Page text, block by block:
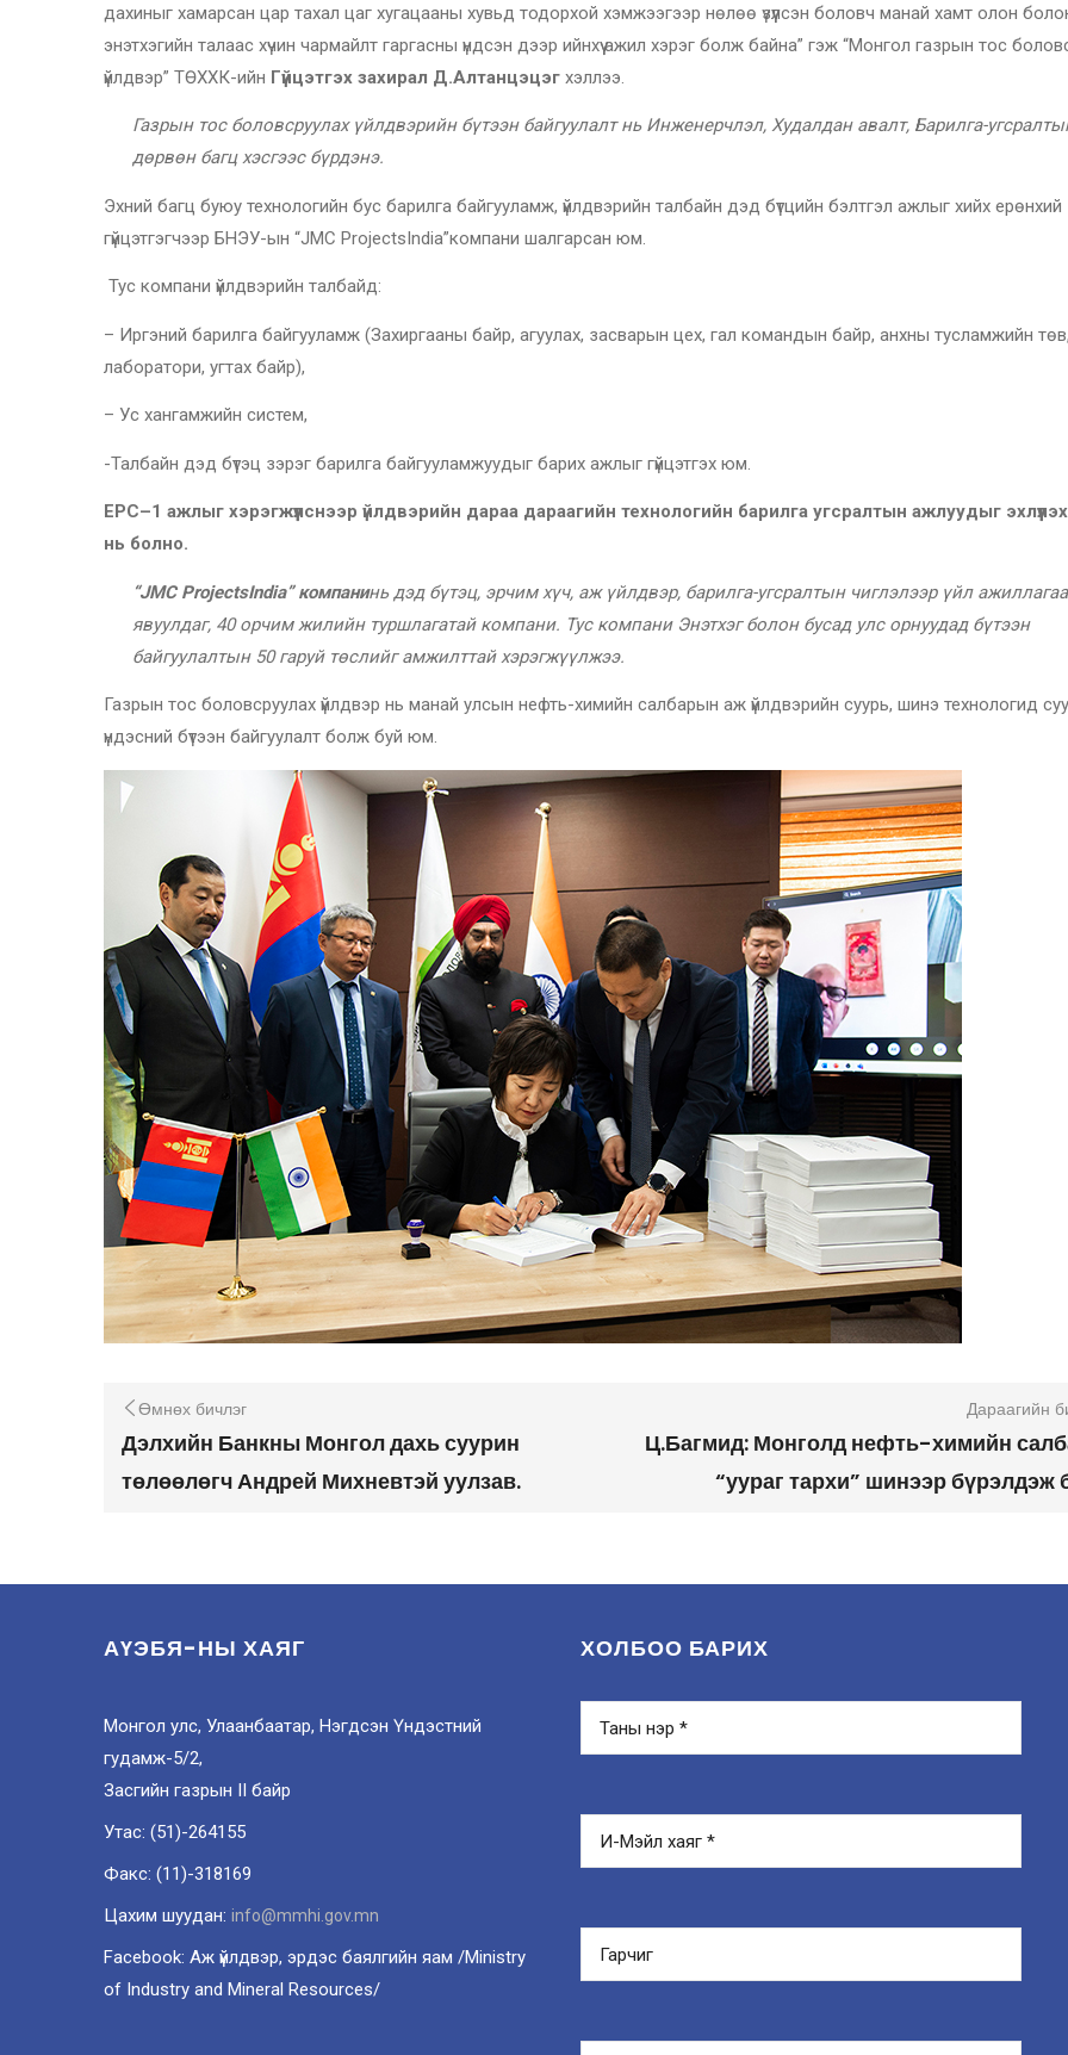
дахиныг хамарсан цар тахал цаг хугацааны хувьд тодорхой хэмжээгээр нөлөө үзүүлсэн боловч манай хамт олон
энэтхэгийн талаас хүчин чармайлт гаргасны үндсэн дээр ийнхүү ажил хэрэг болж байна” гэж “Монгол газрын тос
үйлдвэр” ТӨХХК-ийн Гүйцэтгэх захирал Д.Алтанцэцэг хэллээ.
Газрын тос боловсруулах үйлдвэрийн бүтээн байгуулалт нь Инженерчлэл, Худалдан авалт, Барилга-
дөрвөн багц хэсгээс бүрдэнэ.
Эхний багц буюу технологийн бус барилга байгууламж, үйлдвэрийн талбайн дэд бүтцийн бэлтгэл ажлыг хийх ерөнхий
гүйцэтгэгчээр БНЭУ-ын “JMC ProjectsIndia”компани шалгарсан юм.
Тус компани үйлдвэрийн талбайд:
– Иргэний барилга байгууламж (Захиргааны байр, агуулах, засварын цех, гал командын байр, анхны тусламжийн төв,
лаборатори, угтах байр),
– Ус хангамжийн систем,
-Талбайн дэд бүтэц зэрэг барилга байгууламжуудыг барих ажлыг гүйцэтгэх юм.
EPC–1 ажлыг хэрэгжүүлснээр үйлдвэрийн дараа дараагийн технологийн барилга угсралтын ажлуудыг
нь болно.
“JMC ProjectsIndia” компанинь дэд бүтэц, эрчим хүч, аж үйлдвэр, барилга-угсралтын чиглэлээр үйл ажиллагаа
явуулдаг, 40 орчим жилийн туршлагатай компани. Тус компани Энэтхэг болон бусад улс орнуудад бүтээн
байгуулалтын 50 гаруй төслийг амжилттай хэрэгжүүлжээ.
Газрын тос боловсруулах үйлдвэр нь манай улсын нефть-химийн салбарын аж үйлдвэрийн суурь, шинэ технологид
үндэсний бүтээн байгуулалт болж буй юм.
Өмнөх бичлэг
Дэлхийн Банкны Монгол дахь суурин
төлөөлөгч Андрей Михневтэй уулзав.
Дараагийн
Ц.Багмид: Монголд нефть-химийн
“уураг тархи” шинээр бүрэлдэж
АҮЭБЯ-НЫ ХАЯГ
Монгол улс, Улаанбаатар, Нэгдсэн Үндэстний
гудамж-5/2,
Засгийн газрын II байр
Утас: (51)-264155
Факс: (11)-318169
Цахим шуудан: info@mmhi.gov.mn
Facebook: Аж үйлдвэр, эрдэс баялгийн яам /Ministry
of Industry and Mineral Resources/
ХОЛБОО БАРИХ